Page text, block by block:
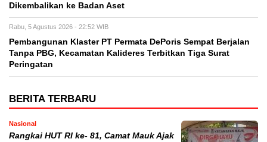
Dikembalikan ke Badan Aset
Rabu, 5 Agustus 2026 - 22:52 WIB
Pembangunan Klaster PT Permata DePoris Sempat Berjalan
Tanpa PBG, Kecamatan Kalideres Terbitkan Tiga Surat
Peringatan
BERITA TERBARU
Nasional
Rangkai HUT RI ke- 81, Camat Mauk Ajak